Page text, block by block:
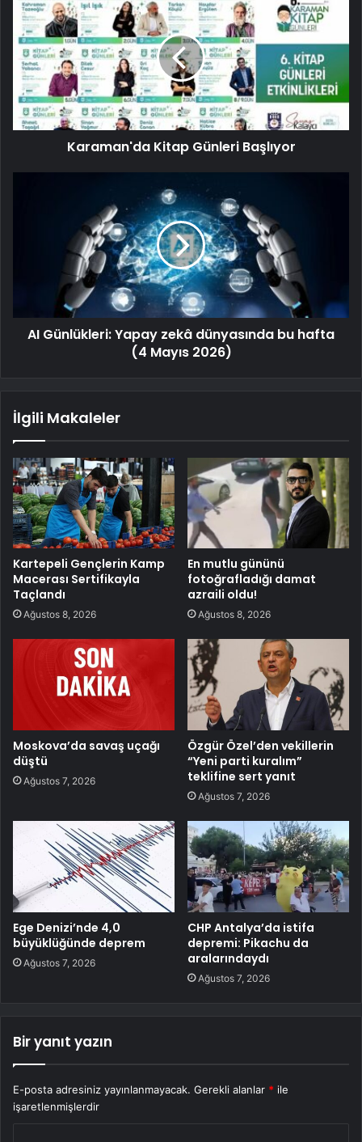
Karaman'da Kitap Günleri Başlıyor
AI Günlükleri: Yapay zekâ dünyasında bu hafta
(4 Mayıs 2026)
İlgili Makaleler
Kartepeli Gençlerin Kamp
Macerası Sertifikayla
Taçlandı
Ağustos 8, 2026
En mutlu gününü
fotoğrafladığı damat
azraili oldu!
Ağustos 8, 2026
Moskova’da savaş uçağı
düştü
Ağustos 7, 2026
Özgür Özel’den vekillerin
“Yeni parti kuralım”
teklifine sert yanıt
Ağustos 7, 2026
Ege Denizi’nde 4,0
büyüklüğünde deprem
Ağustos 7, 2026
CHP Antalya’da istifa
depremi: Pikachu da
aralarındaydı
Ağustos 7, 2026
Bir yanıt yazın
E-posta adresiniz yayınlanmayacak. Gerekli alanlar * ile
işaretlenmişlerdir